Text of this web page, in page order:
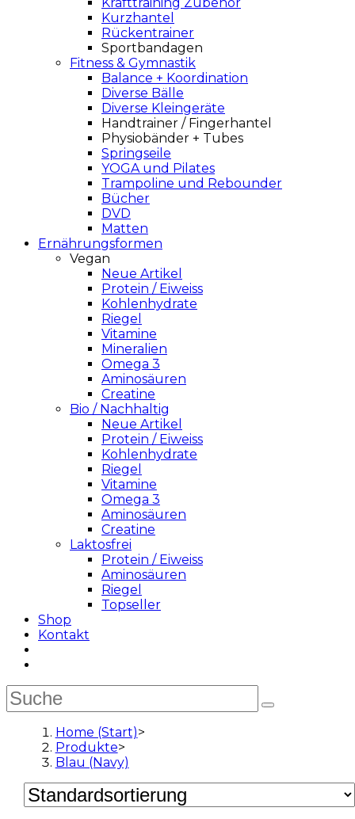
Kurzhantel
Rückentrainer
Sportbandagen
Fitness & Gymnastik
Balance + Koordination
Diverse Bälle
Diverse Kleingeräte
Handtrainer / Fingerhantel
Physiobänder + Tubes
Springseile
YOGA und Pilates
Trampoline und Rebounder
Bücher
DVD
Matten
Ernährungsformen
Vegan
Neue Artikel
Protein / Eiweiss
Kohlenhydrate
Riegel
Vitamine
Mineralien
Omega 3
Aminosäuren
Creatine
Bio / Nachhaltig
Neue Artikel
Protein / Eiweiss
Kohlenhydrate
Riegel
Vitamine
Omega 3
Aminosäuren
Creatine
Laktosfrei
Protein / Eiweiss
Aminosäuren
Riegel
Topseller
Shop
Kontakt
Home (Start)>
Produkte>
Blau (Navy)